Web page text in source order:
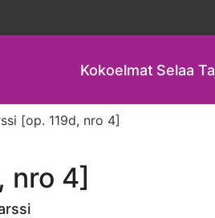
Kokoelmat Selaa
[op. 119d, nro 4]
nro 4]